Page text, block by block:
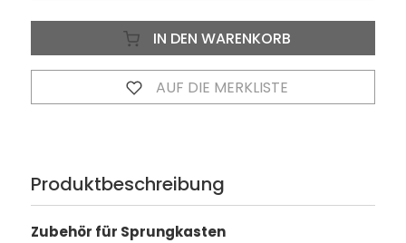
IN DEN WARENKORB
AUF DIE MERKLISTE
Produktbeschreibung
Zubehör für Sprungkasten